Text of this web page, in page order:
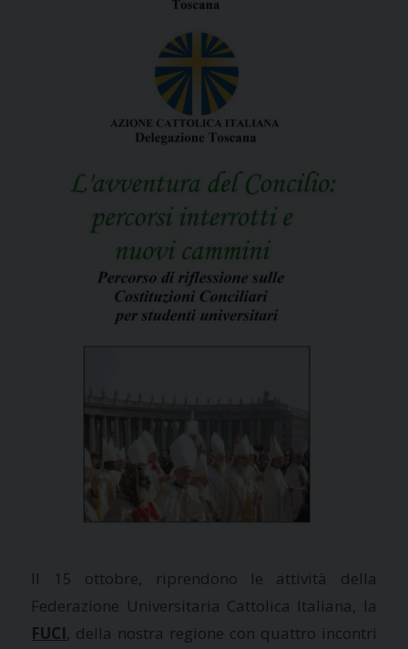
Il 15 ottobre, riprendono le attività della
Federazione Universitaria Cattolica Italiana, la
FUCI, della nostra regione con quattro incontri